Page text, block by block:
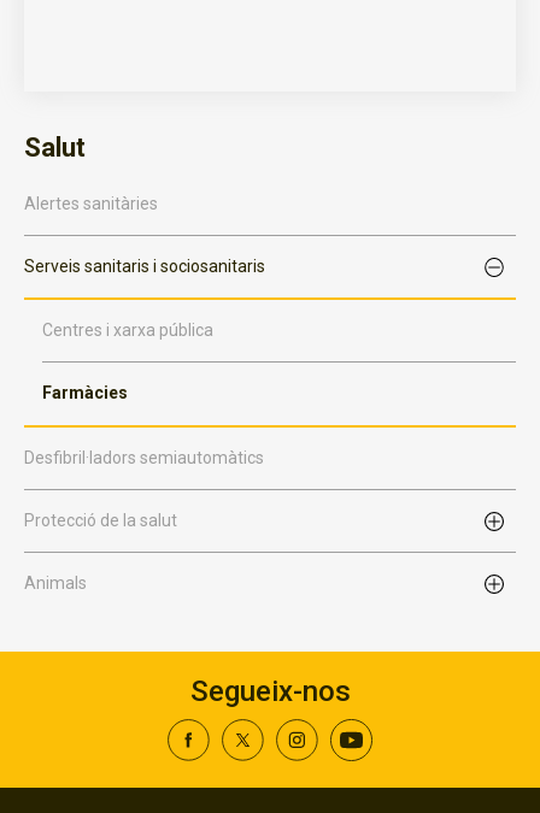
Salut
Alertes sanitàries
Serveis sanitaris i sociosanitaris
Centres i xarxa pública
Farmàcies
Desfibril·ladors semiautomàtics
Protecció de la salut
Animals
Segueix-nos